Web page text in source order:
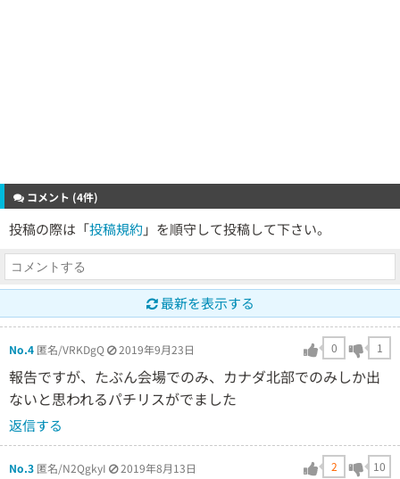
コメント (4件)
投稿の際は「投稿規約 」を順守して投稿して下さい。
最新を表示する
No.4 匿名/VRKDgQ 2019年9月23日 0 1
報告ですが、たぶん会場でのみ、カナダ北部でのみしか出
ないと思われるパチリスがでました
返信する
No.3 匿名/N2QgkyI 2019年8月13日 2 10